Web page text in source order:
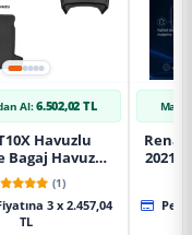
Al: 6.502,02 TL
Havuzlu
Bagaj Havuzu +
Organizer
(1)
3 x 2.457,04
TL
2021